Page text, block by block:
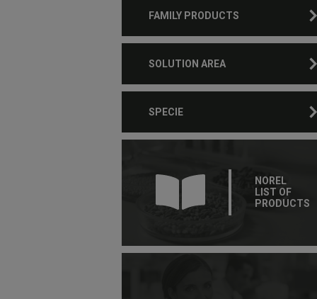
FAMILY PRODUCTS
SOLUTION AREA
SPECIE
NOREL
LIST OF
PRODUCTS